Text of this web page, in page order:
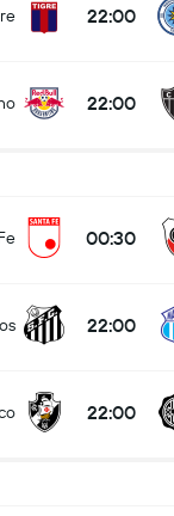
22:00
22:00
00:30
22:00
22:00